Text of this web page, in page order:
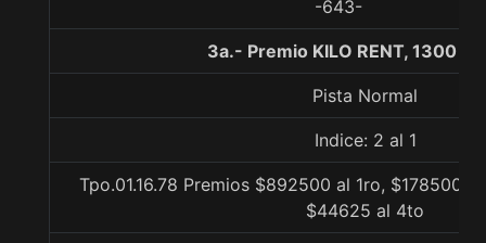
-643-
3a.- Premio KILO RENT, 1300
Pista Normal
Indice: 2 al 1
Tpo.01.16.78 Premios $892500 al 1ro, $178500
$44625 al 4to